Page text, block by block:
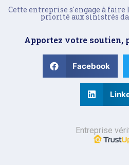
Cette entreprise s'engage à
priorité aux sinistrés
Apportez votre soutien,
Facebook
Entreprise